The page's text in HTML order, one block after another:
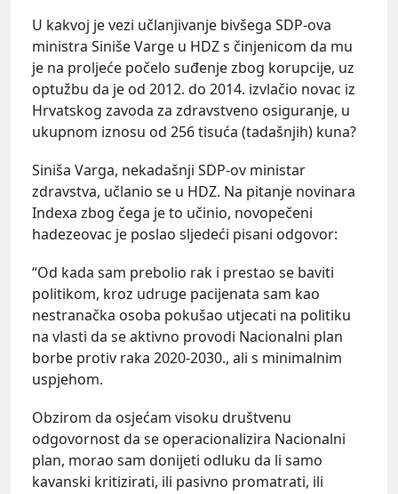
U kakvoj je vezi učlanjivanje bivšega SDP-ova
ministra Siniše Varge u HDZ s činjenicom da mu
je na proljeće počelo suđenje zbog korupcije, uz
optužbu da je od 2012. do 2014. izvlačio novac iz
Hrvatskog zavoda za zdravstveno osiguranje, u
ukupnom iznosu od 256 tisuća (tadašnjih) kuna?
Siniša Varga, nekadašnji SDP-ov ministar
zdravstva, učlanio se u HDZ. Na pitanje novinara
Indexa zbog čega je to učinio, novopečeni
hadezeovac je poslao sljedeći pisani odgovor:
“Od kada sam prebolio rak i prestao se baviti
politikom, kroz udruge pacijenata sam kao
nestranačka osoba pokušao utjecati na politiku
na vlasti da se aktivno provodi Nacionalni plan
borbe protiv raka 2020-2030., ali s minimalnim
uspjehom.
Obzirom da osjećam visoku društvenu
odgovornost da se operacionalizira Nacionalni
plan, morao sam donijeti odluku da li samo
kavanski kritizirati, ili pasivno promatrati, ili